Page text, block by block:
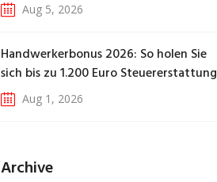
Aug 5, 2026
Handwerkerbonus 2026: So holen Sie
sich bis zu 1.200 Euro Steuererstattung
Aug 1, 2026
Archive